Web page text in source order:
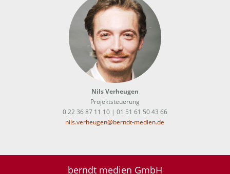
Nils Verheugen
Projektsteuerung
0 22 36 87 11 10 | 01 51 61 50 43 66
nils.verheugen@berndt-medien.de
berndt medien GmbH